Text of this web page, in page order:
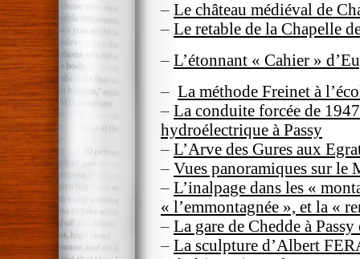
– Le château médiéval de
– Le retable de la Chapelle
– L’étonnant « Cahier »
– La méthode Freinet à
– La conduite forcée de
hydroélectrique à Passy
– L’Arve des Gures aux
– Vues panoramiques sur le
– L’inalpage dans les «
« l’emmontagnée », et la «
– La gare de Chedde à
– La sculpture d’Albert